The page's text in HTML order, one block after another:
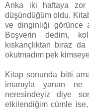
Anka iki haftaya zor
düşündüğüm oldu.
ve dinginliği görünce
Boşverin dedim,
kıskançlıktan biraz da
okutmadım pek
Kitap sonunda bitti
imanıyla yanan
neresindeyiz diye
etkilendiğim cümle ise,